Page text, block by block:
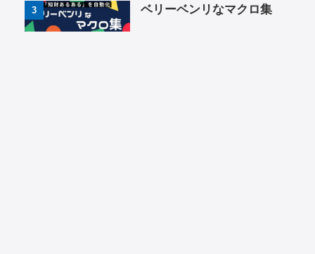
3 ベリーベンリなマクロ集